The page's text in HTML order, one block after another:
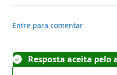
Entre para comentar
Resposta aceita